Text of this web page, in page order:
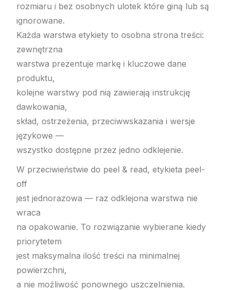
rozmiaru i bez osobnych ulotek które giną lub są
ignorowane.
Każda warstwa etykiety to osobna strona treści:
zewnętrzna
warstwa prezentuje markę i kluczowe dane
produktu,
kolejne warstwy pod nią zawierają instrukcję
dawkowania,
skład, ostrzeżenia, przeciwwskazania i wersje
językowe —
wszystko dostępne przez jedno odklejenie.
W przeciwieństwie do peel & read, etykieta peel-
off
jest jednorazowa — raz odklejona warstwa nie
wraca
na opakowanie. To rozwiązanie wybierane kiedy
priorytetem
jest maksymalna ilość treści na minimalnej
powierzchni,
a nie możliwość ponownego uszczelnienia.